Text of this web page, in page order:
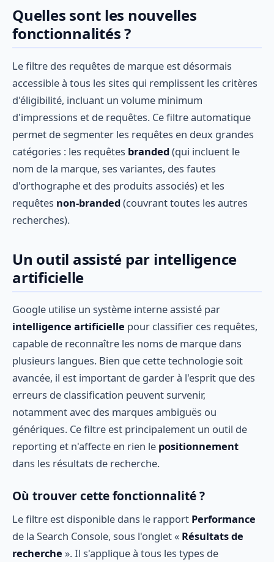
Quelles sont les nouvelles
fonctionnalités ?
Le filtre des requêtes de marque est désormais
accessible à tous les sites qui remplissent les critères
d'éligibilité, incluant un volume minimum
d'impressions et de requêtes. Ce filtre automatique
permet de segmenter les requêtes en deux grandes
catégories : les requêtes branded(qui incluent le
nom de la marque, ses variantes, des fautes
d'orthographe et des produits associés) et les
requêtes non-branded(couvrant toutes les autres
recherches).
Un outil assisté par intelligence
artificielle
Google utilise un système interne assisté par
intelligence artificielle pour classifier ces requêtes,
capable de reconnaître les noms de marque dans
plusieurs langues. Bien que cette technologie soit
avancée, il est important de garder à l'esprit que des
erreurs de classification peuvent survenir,
notamment avec des marques ambiguës ou
génériques. Ce filtre est principalement un outil de
reporting et n'affecte en rien le positionnement
dans les résultats de recherche.
Où trouver cette fonctionnalité ?
Le filtre est disponible dans le rapport Performance
de la Search Console, sous l'onglet « Résultats de
recherche ». Il s'applique à tous les types de